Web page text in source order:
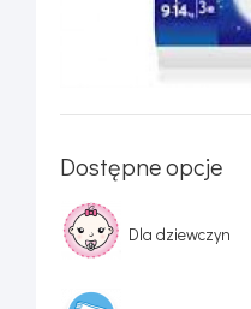
Dostępne opcje
Dla dziewczyn